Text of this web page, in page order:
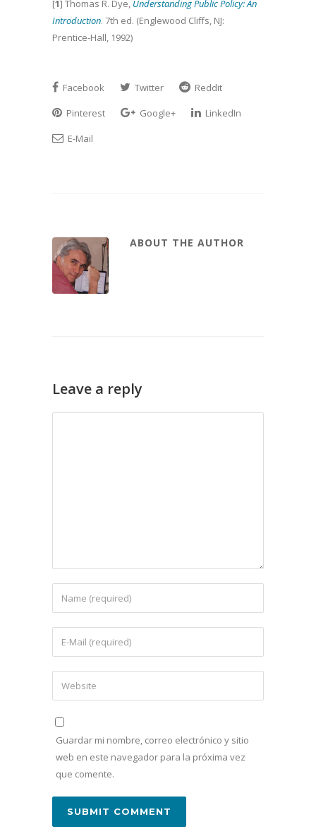
[1] Thomas R. Dye, Understanding Public Policy: An
Introduction. 7th ed. (Englewood Cliffs, NJ:
Prentice-Hall, 1992)
Facebook Twitter
Reddit
Pinterest
Google+
LinkedIn
E-Mail
ABOUT THE AUTHOR
Leave a reply
Guardar mi nombre, correo electrónico y sitio
web en este navegador para la próxima vez
que comente.